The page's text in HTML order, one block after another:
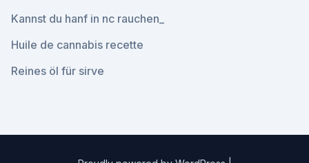
Kannst du hanf in nc rauchen_
Huile de cannabis recette
Reines öl für sirve